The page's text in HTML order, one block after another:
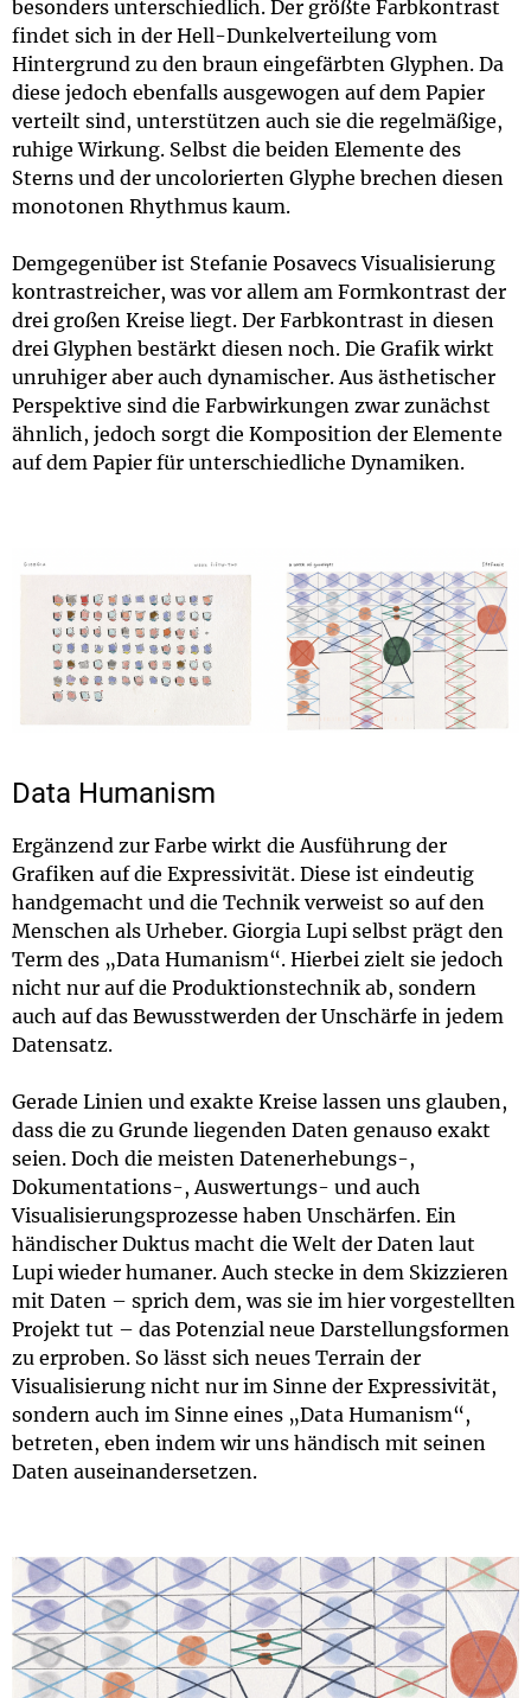
besonders unterschiedlich. Der größte Farbkontrast
findet sich in der Hell-Dunkelverteilung vom
Hintergrund zu den braun eingefärbten Glyphen. Da
diese jedoch ebenfalls ausgewogen auf dem Papier
verteilt sind, unterstützen auch sie die regelmäßige,
ruhige Wirkung. Selbst die beiden Elemente des
Sterns und der uncolorierten Glyphe brechen diesen
monotonen Rhythmus kaum.
Demgegenüber ist Stefanie Posavecs Visualisierung
kontrastreicher, was vor allem am Formkontrast der
drei großen Kreise liegt. Der Farbkontrast in diesen
drei Glyphen bestärkt diesen noch. Die Grafik wirkt
unruhiger aber auch dynamischer. Aus ästhetischer
Perspektive sind die Farbwirkungen zwar zunächst
ähnlich, jedoch sorgt die Komposition der Elemente
auf dem Papier für unterschiedliche Dynamiken.
Data Humanism
Ergänzend zur Farbe wirkt die Ausführung der
Grafiken auf die Expressivität. Diese ist eindeutig
handgemacht und die Technik verweist so auf den
Menschen als Urheber. Giorgia Lupi selbst prägt den
Term des „Data Humanism“. Hierbei zielt sie jedoch
nicht nur auf die Produktionstechnik ab, sondern
auch auf das Bewusstwerden der Unschärfe in jedem
Datensatz.
Gerade Linien und exakte Kreise lassen uns glauben,
dass die zu Grunde liegenden Daten genauso exakt
seien. Doch die meisten Datenerhebungs-,
Dokumentations-, Auswertungs- und auch
Visualisierungsprozesse haben Unschärfen. Ein
händischer Duktus macht die Welt der Daten laut
Lupi wieder humaner. Auch stecke in dem Skizzieren
mit Daten – sprich dem, was sie im hier vorgestellten
Projekt tut – das Potenzial neue Darstellungsformen
zu erproben. So lässt sich neues Terrain der
Visualisierung nicht nur im Sinne der Expressivität,
sondern auch im Sinne eines „Data Humanism“,
betreten, eben indem wir uns händisch mit seinen
Daten auseinandersetzen.